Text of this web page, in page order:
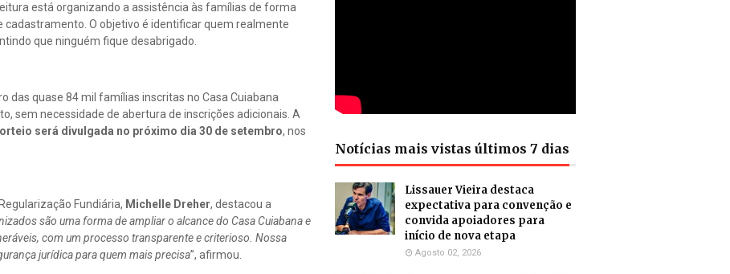
está organizando a assistência às famílias de forma
cadastramento. O objetivo é identificar quem realmente
que ninguém fique desabrigado.
das quase 84 mil famílias inscritas no Casa Cuiabana
sem necessidade de abertura de inscrições adicionais. A
será divulgada no próximo dia 30 de setembro, nos
Fundiária, Michelle Dreher, destacou a
são uma forma de ampliar o alcance do Casa Cuiabana e
com um processo transparente e criterioso. Nossa
jurídica para quem mais precisa”, afirmou.
Notícias mais vistas últimos 7 dias
Lissauer Vieira destaca
expectativa para convenção e
convida apoiadores para
início de nova etapa
Agosto 02, 2026